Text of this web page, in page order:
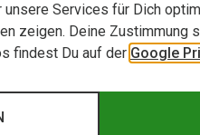
Services für Dich
zeigen. Deine Zustimmung
findest Du auf der Google